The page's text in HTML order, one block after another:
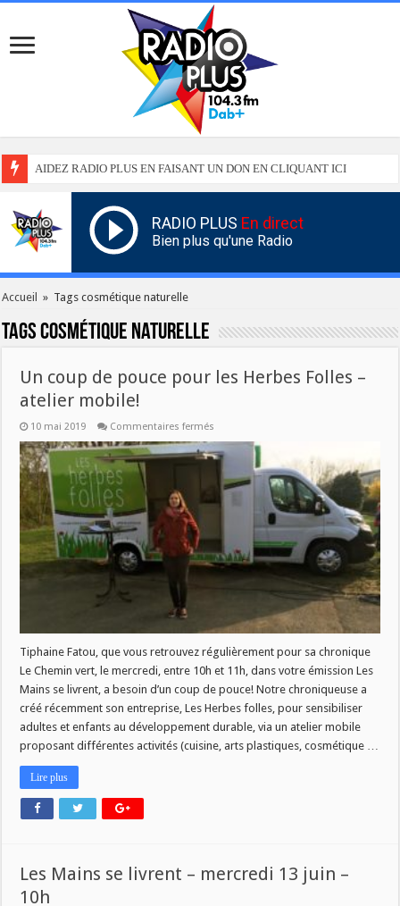
AIDEZ RADIO PLUS EN FAISANT UN DON EN CLIQUANT ICI
RADIO PLUS En direct
Bien plus qu'une Radio
Accueil » Tags cosmétique naturelle
Tagscosmétique naturelle
Un coup de pouce pour les Herbes Folles –
atelier mobile!
10 mai 2019 Commentaires fermés
coup
de
pour
mobile!
Tiphaine Fatou, que vous retrouvez régulièrement pour sa chronique
Le Chemin vert, le mercredi, entre 10h et 11h, dans votre émission Les
Mains se livrent, a besoin d’un coup de pouce! Notre chroniqueuse a
créé récemment son entreprise, Les Herbes folles, pour sensibiliser
adultes et enfants au développement durable, via un atelier mobile
proposant différentes activités (cuisine, arts plastiques, cosmétique …
Lire plus
Les Mains se livrent – mercredi 13 juin –
10h